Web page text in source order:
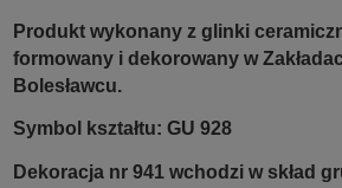
Produkt wykonany z glinki
formowany i dekorowany w
Bolesławcu.
Symbol kształtu: GU 928
Dekoracja nr 941 wchodzi w skład